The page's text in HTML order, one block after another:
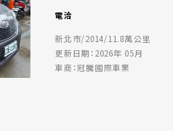
電洽
新北市/2014/11.8萬公里
更新日期：2026年 05月
車商：冠騰國際車業